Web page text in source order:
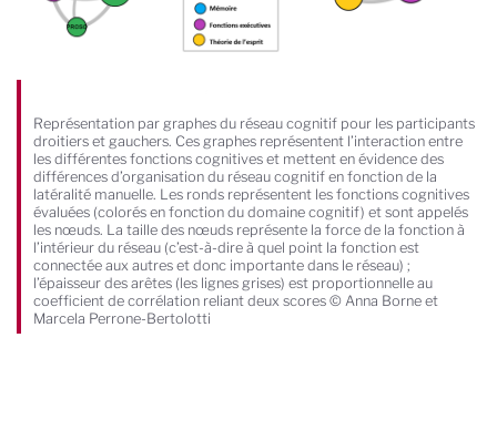
Représentation par graphes du réseau cognitif pour les participants
droitiers et gauchers. Ces graphes représentent l’interaction entre
les différentes fonctions cognitives et mettent en évidence des
différences d’organisation du réseau cognitif en fonction de la
latéralité manuelle. Les ronds représentent les fonctions cognitives
évaluées (colorés en fonction du domaine cognitif) et sont appelés
les nœuds. La taille des nœuds représente la force de la fonction à
l’intérieur du réseau (c’est-à-dire à quel point la fonction est
connectée aux autres et donc importante dans le réseau) ;
l’épaisseur des arêtes (les lignes grises) est proportionnelle au
coefficient de corrélation reliant deux scores © Anna Borne et
Marcela Perrone-Bertolotti